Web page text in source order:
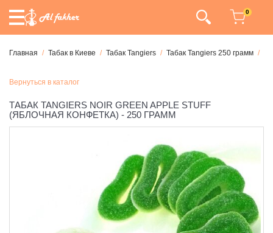
0
Главная Табак в Киеве Табак Tangiers Табак Tangiers 250 грамм
Вернуться в каталог
ТАБАК TANGIERS NOIR GREEN APPLE STUFF
(ЯБЛОЧНАЯ КОНФЕТКА) - 250 ГРАММ